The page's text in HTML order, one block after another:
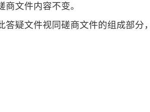
商文件内容不变。
答疑文件视同磋商文件的组成部分